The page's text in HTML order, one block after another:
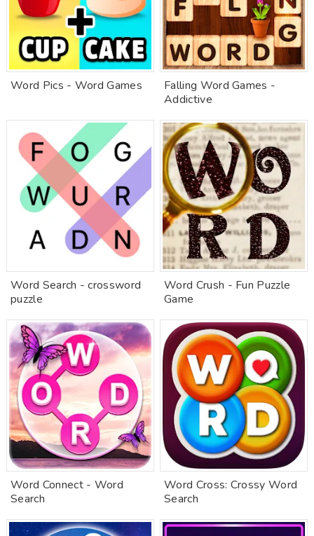
Word Pics - Word Games
Falling Word Games -
Addictive
Word Search - crossword
puzzle
Word Crush - Fun Puzzle
Game
Word Connect - Word
Search
Word Cross: Crossy Word
Search